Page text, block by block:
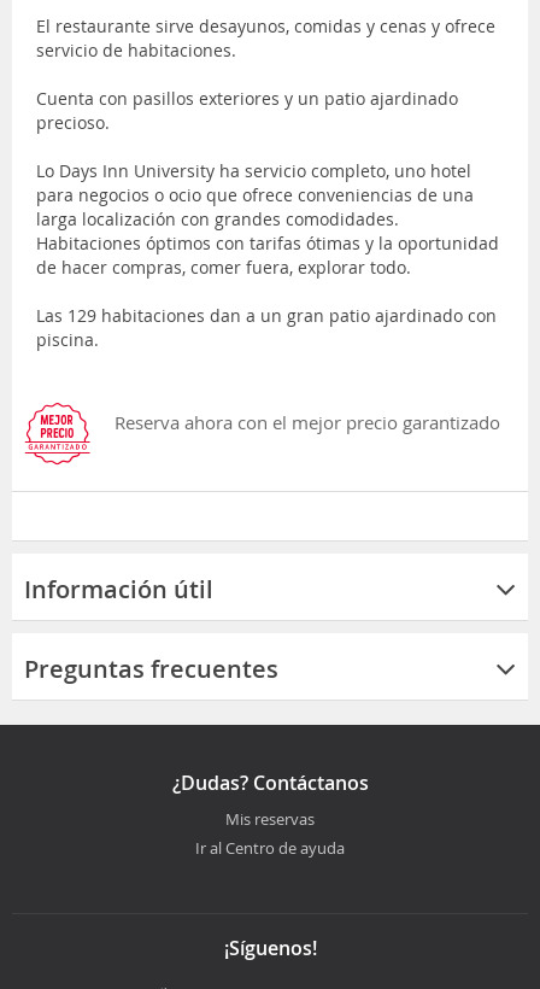
El restaurante sirve desayunos, comidas y cenas y ofrece
servicio de habitaciones.
Cuenta con pasillos exteriores y un patio ajardinado
precioso.
Lo Days Inn University ha servicio completo, uno hotel
para negocios o ocio que ofrece conveniencias de una
larga localización con grandes comodidades.
Habitaciones óptimos con tarifas ótimas y la oportunidad
de hacer compras, comer fuera, explorar todo.
Las 129 habitaciones dan a un gran patio ajardinado con
piscina.
Reserva ahora con el mejor precio garantizado
Información útil
Preguntas frecuentes
¿Dudas? Contáctanos
Mis reservas
Ir al Centro de ayuda
¡Síguenos!